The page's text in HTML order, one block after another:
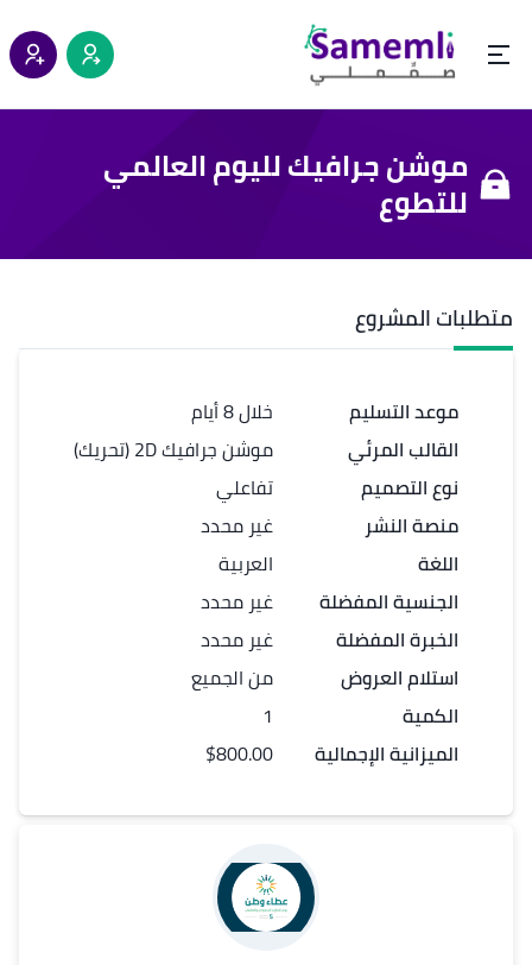
موشن جرافيك لليوم العالمي
للتطوع
متطلبات المشروع
موعد التسليم
القالب المرئي
نوع التصميم
منصة النشر
اللغة
الجنسية المفضلة
الخبرة المفضلة
استلام العروض
الكمية
الميزانية الإجمالية
خلال 8 أيام
موشن جرافيك 2D (تحريك)
تفاعلي
غير محدد
العربية
غير محدد
غير محدد
من الجميع
1
$800.00